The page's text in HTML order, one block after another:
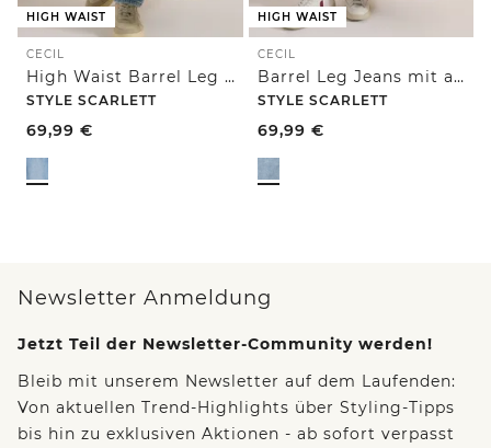
HIGH WAIST
CECIL
High Waist Barrel Leg Jeans im Loose Fit
STYLE SCARLETT
69,99 €
HIGH WAIST
CECIL
Barrel Leg Jeans mit aufgesetzten Taschen
STYLE SCARLETT
69,99 €
Newsletter Anmeldung
Jetzt Teil der Newsletter-Community werden!
Bleib mit unserem Newsletter auf dem Laufenden:
Von aktuellen Trend-Highlights über Styling-Tipps
bis hin zu exklusiven Aktionen - ab sofort verpasst